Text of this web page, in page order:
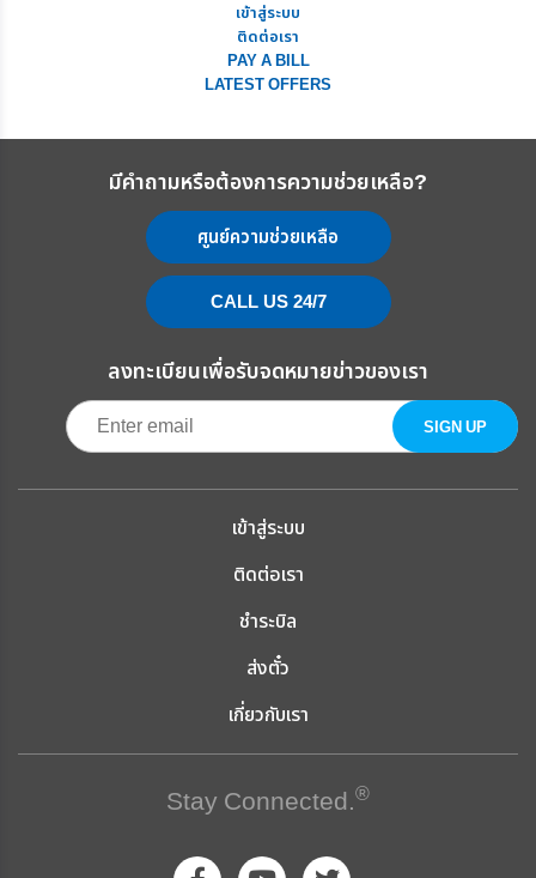
เข้าสู่ระบบ
ติดต่อเรา
PAY A BILL
LATEST OFFERS
มีคำถามหรือต้องการความช่วยเหลือ?
ศูนย์ความช่วยเหลือ
CALL US 24/7
ลงทะเบียนเพื่อรับจดหมายข่าวของเรา
เข้าสู่ระบบ
ติดต่อเรา
ชำระบิล
ส่งตั๋ว
เกี่ยวกับเรา
Stay Connected.®